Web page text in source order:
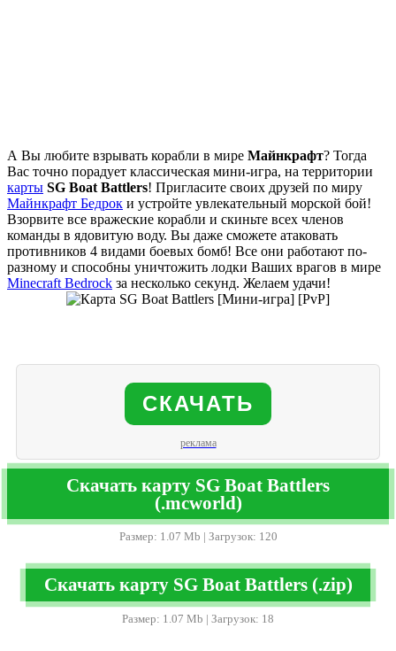
А Вы любите взрывать корабли в мире Майнкрафт? Тогда
Вас точно порадует классическая мини-игра, на территории
карты SG Boat Battlers! Пригласите своих друзей по миру
Mайнкрафт Бедрок и устройте увлекательный морской бой!
Взорвите все вражеские корабли и скиньте всех членов
команды в ядовитую воду. Вы даже сможете атаковать
противников 4 видами боевых бомб! Все они работают по-
разному и способны уничтожить лодки Ваших врагов в мире
Minecraft Bedrock за несколько секунд. Желаем удачи!
СКАЧАТЬ
реклама
Скачать карту SG Boat Battlers
(.mcworld)
Размер: 1.07 Mb | Загрузок: 120
Скачать карту SG Boat Battlers (.zip)
Размер: 1.07 Mb | Загрузок: 18